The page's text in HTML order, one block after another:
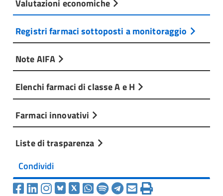
Valutazioni economiche
Registri farmaci sottoposti a monitoraggio
Note AIFA
Elenchi farmaci di classe A e H
Farmaci innovativi
Liste di trasparenza
Condividi